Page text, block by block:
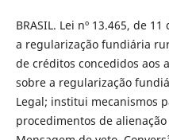
BRASIL. Lei nº 13.465, de
a regularização fundiária
de créditos concedidos aos
sobre a regularização
Legal; institui mecanismos
procedimentos de